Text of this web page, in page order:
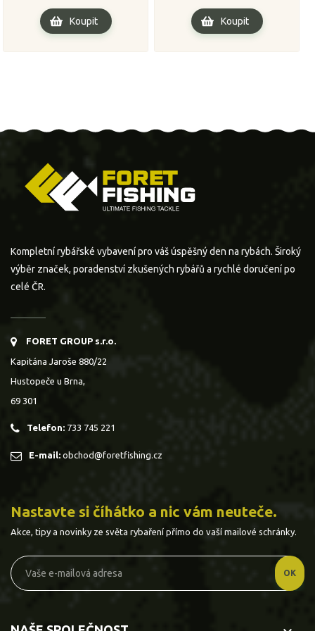
Koupit Koupit
Kompletní rybářské vybavení pro váš úspěšný den na rybách. Široký
výběr značek, poradenství zkušených rybářů a rychlé doručení po
celé ČR.
FORET GROUP s.r.o.
Kapitána Jaroše 880/22
Hustopeče u Brna,
69 301
Telefon: 733 745 221
E-mail: obchod@foretfishing.cz
Nastavte si číhátko a nic vám neuteče.
Akce, tipy a novinky ze světa rybaření přímo do vaší mailové schránky.